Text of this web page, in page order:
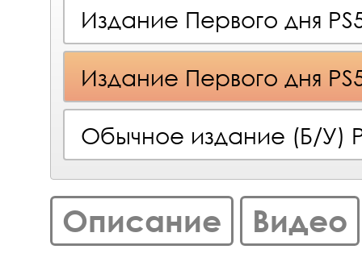
Издание Первого дня
Издание Первого дня
Обычное издание (Б/У)
Описание Видео